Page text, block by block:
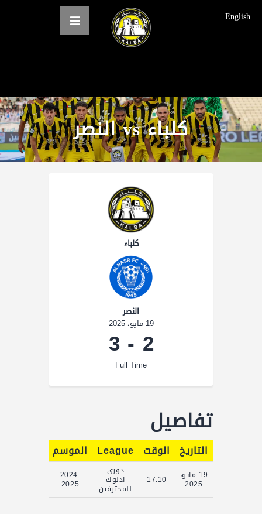
English
كلباء vs النصر
الرئيسية
عن النادي
فرق النادي
الاخبار
كلباء
النصر
19 مايو، 2025
2
-
3
Full Time
تفاصيل
التاريخ الوقت League الموسم
19 مايو،
2025
17:10
دوري
ادنوك
للمحترفين
2024-
2025